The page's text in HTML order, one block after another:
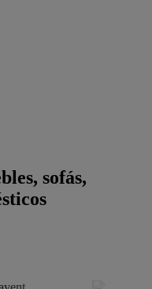
sofás,